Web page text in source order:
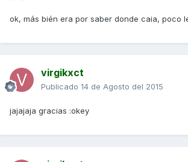
ok, más bién era por saber donde caia, poco
virgikxct
Publicado 14 de Agosto del 2015
jajajaja gracias :okey